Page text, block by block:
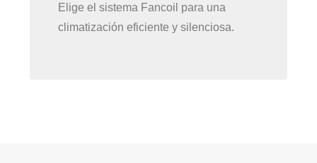
Elige el sistema Fancoil para una
climatización eficiente y silenciosa.